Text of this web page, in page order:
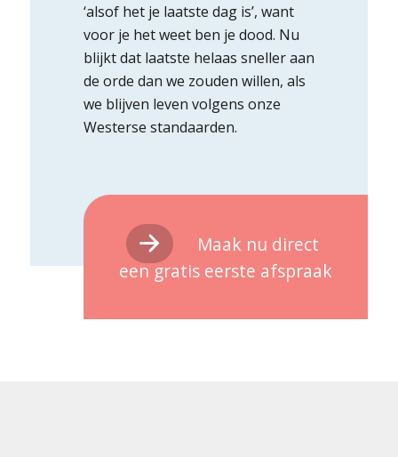
‘alsof het je laatste dag is’, want
voor je het weet ben je dood. Nu
blijkt dat laatste helaas sneller aan
de orde dan we zouden willen, als
we blijven leven volgens onze
Westerse standaarden.
Maak nu direct
een gratis eerste afspraak